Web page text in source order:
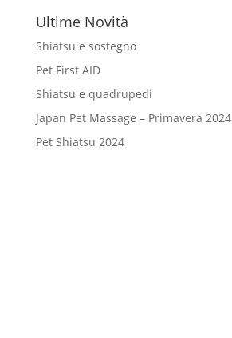
Ultime Novità
Shiatsu e sostegno
Pet First AID
Shiatsu e quadrupedi
Japan Pet Massage – Primavera 2024
Pet Shiatsu 2024